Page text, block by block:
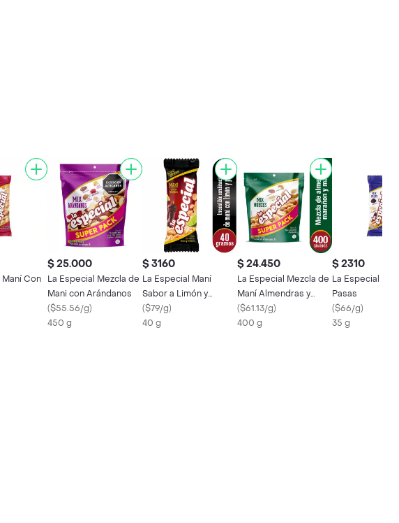
Con
$ 25.000
La Especial Mezcla de
Mani con Arándanos
($55.56/g)
450 g
$ 3160
La Especial Maní
Sabor a Limón y
Pimienta
($79/g)
40 g
$ 24.450
La Especial Mezcla de
Maní Almendras y
Marañones
($61.13/g)
400 g
$ 2310
La Especial
Pasas
($66/g)
35 g